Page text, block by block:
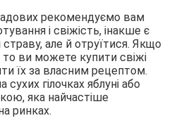
рекомендуємо вам
і свіжість, інакше є
страву, але й отруїтися. Якщо
ви можете купити свіжі
їх за власним рецептом.
гілочках яблуні або
яка найчастіше
ринках.